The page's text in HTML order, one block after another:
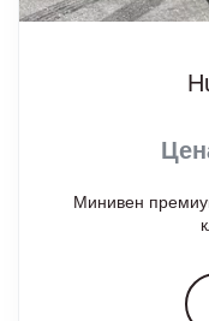
Минивен